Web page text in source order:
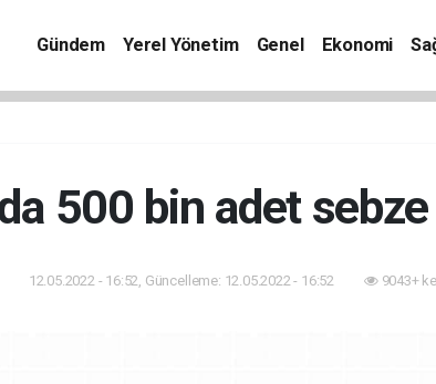
Gündem Yerel Yönetim Genel Ekonomi
500 bin adet sebze
12.05.2022 - 16:52, Güncelleme: 12.05.2022 - 16:52 9043+